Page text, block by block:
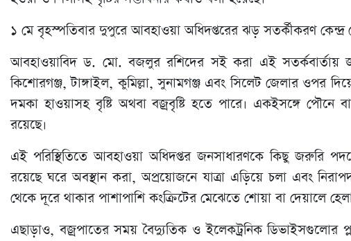
১ মে বৃহস্পতিবার দুপুরে আবহাওয়া অধিদপ্তরের ঝড় সতর্কীকরণ কেন্দ্র
আবহাওয়াবিদ ড. মো. বজলুর রশিদের সই করা এই সতর্কবার্তায়
কিশোরগঞ্জ, টাঙ্গাইল, কুমিল্লা, সুনামগঞ্জ এবং সিলেট জেলার ওপর
দমকা হাওয়াসহ বৃষ্টি অথবা বজ্রবৃষ্টি হতে পারে। একইসঙ্গে পৌনে
রয়েছে।
এই পরিস্থিতিতে আবহাওয়া অধিদপ্তর জনসাধারণকে কিছু জরুরি
রয়েছে ঘরে অবস্থান করা, অপ্রয়োজনে যাত্রা এড়িয়ে চলা এবং
থেকে দূরে থাকার পাশাপাশি কংক্রিটের মেঝেতে শোয়া বা দেয়ালে
এছাড়াও, বজ্রপাতের সময় বৈদ্যুতিক ও ইলেকট্রনিক